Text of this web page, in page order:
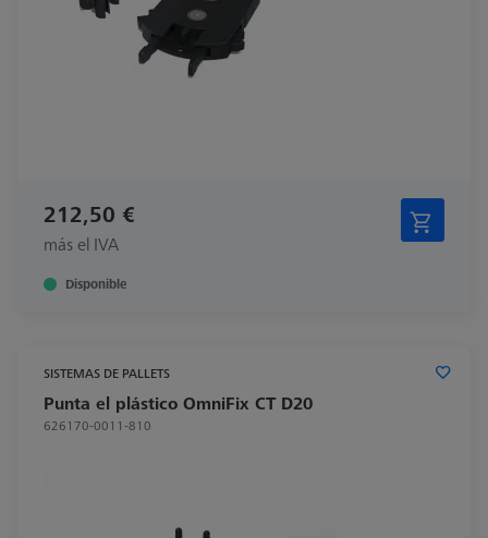
212,50 €
más el IVA
Disponible
SISTEMAS DE PALLETS
Punta el plástico OmniFix CT D20
626170-0011-810